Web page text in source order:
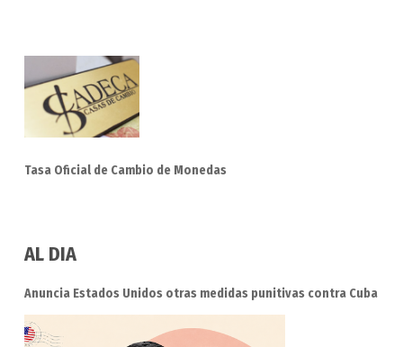
Tasa Oficial de Cambio de Monedas
AL DIA
Anuncia Estados Unidos otras medidas punitivas contra Cuba